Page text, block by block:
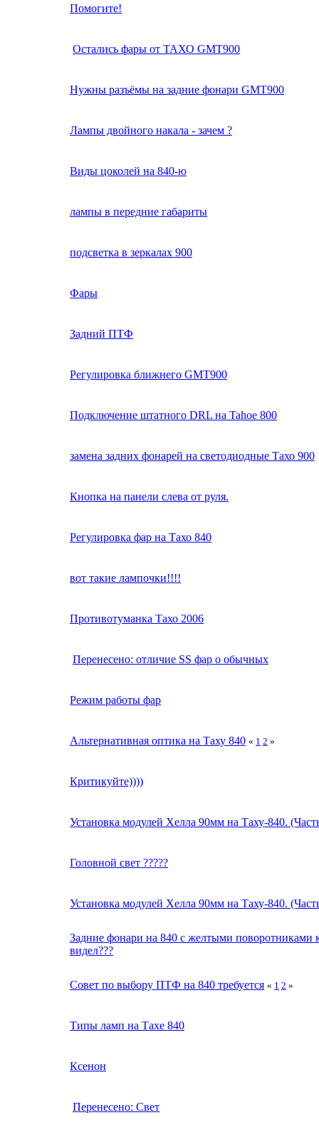
Помогите!
Остались фары от ТАХО GMT900
Нужны разъёмы на задние фонари GMT900
Лампы двойного накала - зачем ?
Виды цоколей на 840-ю
лампы в передние габариты
подсветка в зеркалах 900
Фары
Задний ПТФ
Регулировка ближнего GMT900
Подключение штатного DRL на Tahoe 800
замена задних фонарей на светодиодные Тахо 900
Кнопка на панели слева от руля.
Регулировка фар на Тахо 840
вот такие лампочки!!!!
Противотуманка Тахо 2006
Перенесено: отличие SS фар о обычных
Режим работы фар
Альтернативная оптика на Таху 840 « 1 2 »
Критикуйте))))
Установка модулей Хелла 90мм на Таху-840.
Головной свет ?????
Установка модулей Хелла 90мм на Таху-840.
Задние фонари на 840 с желтыми поворотниками
видел???
Совет по выбору ПТФ на 840 требуется « 1 2 »
Типы ламп на Тахе 840
Ксенон
Перенесено: Свет